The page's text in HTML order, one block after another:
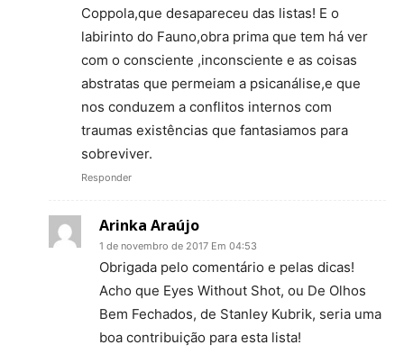
Coppola,que desapareceu das listas! E o
labirinto do Fauno,obra prima que tem há ver
com o consciente ,inconsciente e as coisas
abstratas que permeiam a psicanálise,e que
nos conduzem a conflitos internos com
traumas existências que fantasiamos para
sobreviver.
Responder
Arinka Araújo
1 de novembro de 2017 Em 04:53
Obrigada pelo comentário e pelas dicas!
Acho que Eyes Without Shot, ou De Olhos
Bem Fechados, de Stanley Kubrik, seria uma
boa contribuição para esta lista!